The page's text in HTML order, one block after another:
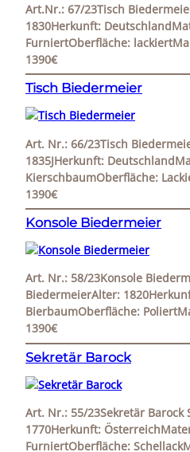
Art.Nr.: 67/23Tisch
1830Herkunft:
FurniertOberfläche:
1390€
Tisch Biedermeier
Art. Nr.: 66/23Tisch
1835JHerkunft:
KierschbaumOberfläche:
1390€
Konsole Biedermeier
Art. Nr.: 58/23Konsole
BiedermeierAlter:
BierbaumOberfläche:
1390€
Sekretär Barock
Art. Nr.: 55/23Sekretär Barock
1770Herkunft:
FurniertOberfläche: